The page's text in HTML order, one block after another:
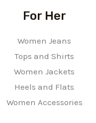
For Her
Women Jeans
Tops and Shirts
Women Jackets
Heels and Flats
Women Accessories